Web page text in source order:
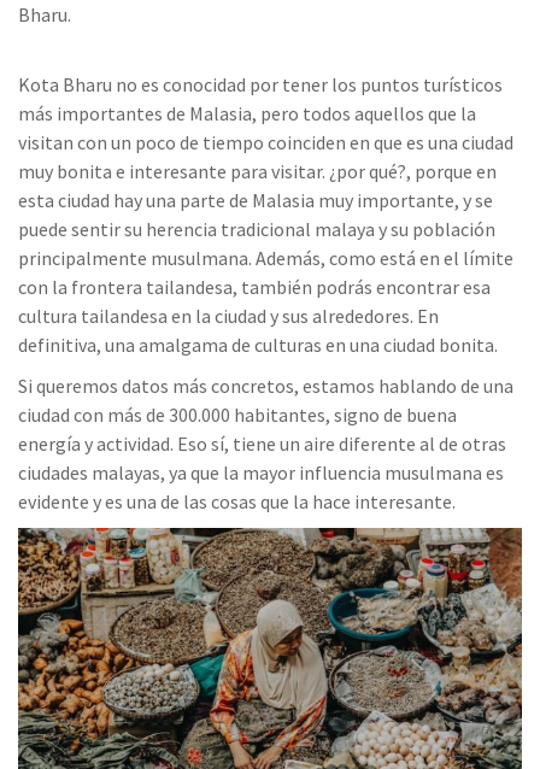
Bharu.
Kota Bharu no es conocidad por tener los puntos turísticos
más importantes de Malasia, pero todos aquellos que la
visitan con un poco de tiempo coinciden en que es una ciudad
muy bonita e interesante para visitar. ¿por qué?, porque en
esta ciudad hay una parte de Malasia muy importante, y se
puede sentir su herencia tradicional malaya y su población
principalmente musulmana. Además, como está en el límite
con la frontera tailandesa, también podrás encontrar esa
cultura tailandesa en la ciudad y sus alrededores. En
definitiva, una amalgama de culturas en una ciudad bonita.
Si queremos datos más concretos, estamos hablando de una
ciudad con más de 300.000 habitantes, signo de buena
energía y actividad. Eso sí, tiene un aire diferente al de otras
ciudades malayas, ya que la mayor influencia musulmana es
evidente y es una de las cosas que la hace interesante.